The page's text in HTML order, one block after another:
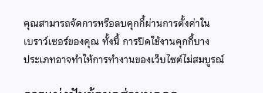
คุณสามารถจัดการหรือลบคุกกี้ผ่านการตั้งค่าใน
เบราว์เซอร์ของคุณ ทั้งนี้ การปิดใช้งานคุกกี้บาง
ประเภทอาจทำให้การทำงานของเว็บไซต์ไม่สมบูรณ์